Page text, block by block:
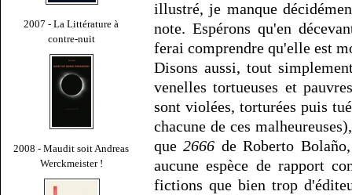
2007 - La Littérature à
contre-nuit
2008 - Maudit soit Andreas
Werckmeister !
illustré, je manque
note. Espérons qu'en
ferai comprendre qu'elle est
Disons aussi, tout
venelles tortueuses et
sont violées, torturées puis
chacune de ces
que2666 de Roberto
aucune espèce de rapport
fictions que bien trop